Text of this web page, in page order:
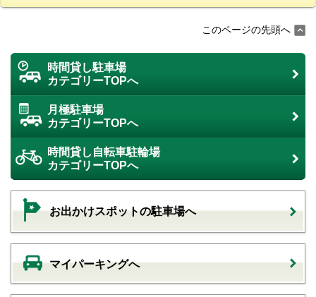
このページの先頭へ
時間貸し駐車場
カテゴリーTOPへ
月極駐車場
カテゴリーTOPへ
時間貸し自転車駐輪場
カテゴリーTOPへ
お出かけスポットの駐車場へ
マイパーキングへ